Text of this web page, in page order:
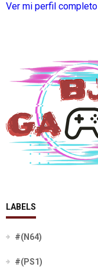
Ver mi perfil completo
LABELS
#(N64)
#(PS1)